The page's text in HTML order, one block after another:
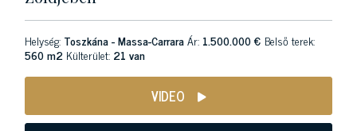
Helység: Toszkána - Massa-CarraraÁr: 1.500.000 € Belső terek:
560 m2 Külterület: 21 van
VIDEO